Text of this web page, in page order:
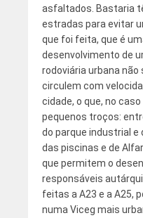
asfaltados. Bastaria
estradas para evitar
que foi feita, que é
desenvolvimento de
rodoviária urbana não
circulem com
cidade, o que, no
pequenos troços:
do parque industrial
das piscinas e de
que permitem o
responsáveis
feitas a A23 e a A25,
numa Viceg mais